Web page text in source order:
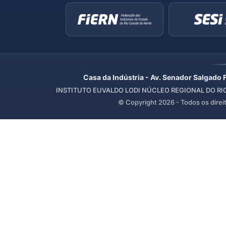
Casa da Indústria - Av. Senador
INSTITUTO EUVALDO LODI NÚCLEO REGIONAL DO
© Copyright 2026 - Todos os